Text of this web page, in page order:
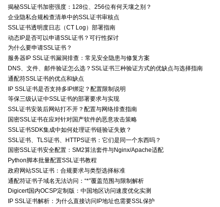
揭秘SSL证书加密强度：128位、256位有何天壤之别？
企业隐私合规检查清单中的SSL证书审核点
SSL证书透明度日志（CT Log）部署指南
动态IP是否可以申请SSL证书？可行性探讨
为什么要申请SSL证书？
服务器IP SSL证书漏洞排查：常见安全隐患与修复方案
DNS、文件、邮件验证怎么选？SSL证书三种验证方式的优缺点与选择指南
通配符SSL证书的优点和缺点
IP SSL证书是否支持多IP绑定？配置限制说明
等保三级认证中SSL证书的部署要求与实现
SSL证书安装后网站打不开？配置与网络排查指南
国密SSL证书在应对针对国产软件的恶意攻击策略
SSL证书SDK集成中如何处理证书链验证失败？
SSL证书、TLS证书、HTTPS证书：它们是同一个东西吗？
国密SSL证书安全配置：SM2算法套件与Nginx/Apache适配
Python脚本批量配置SSL证书教程
政府网站SSL证书：合规要求与类型选择标准
通配符证书子域名无法访问：“*”覆盖范围与限制解析
Digicert国内OCSP定制版：中国地区访问速度优化实测
IP SSL证书解析：为什么直接访问IP地址也需要SSL保护